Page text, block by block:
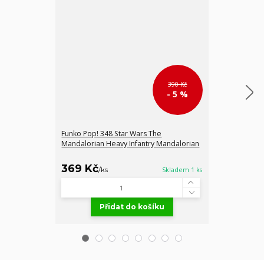
390 Kč
- 5 %
Funko Pop! 348 Star Wars The
Mandalorian Heavy Infantry Mandalorian
369 Kč/ks Skladem 1 ks
Přidat do košíku